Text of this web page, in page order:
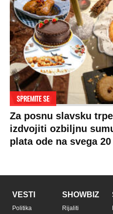
SPREMITE SE
Za posnu slavsku
izdvojiti ozbiljnu
plata ode na svega
VESTI
Politika
SHOWBIZ
Rijaliti